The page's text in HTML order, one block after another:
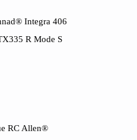
Integra 406
R Mode S
RC Allen®